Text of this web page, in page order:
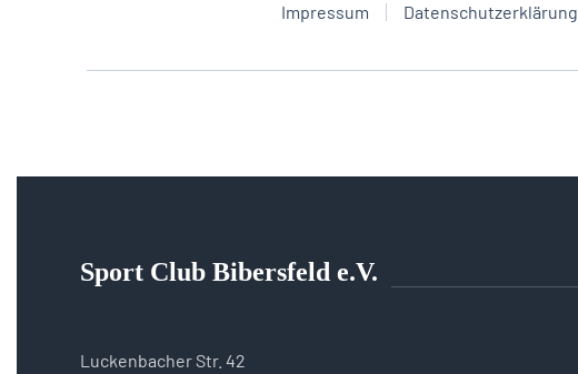
Impressum Datenschutzerklärung
Sport Club Bibersfeld e.V.
Luckenbacher Str. 42